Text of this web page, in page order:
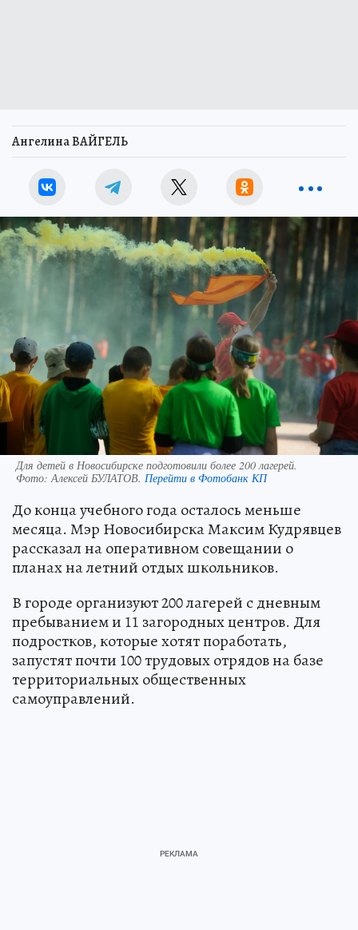
Ангелина ВАЙГЕЛЬ
Для детей в Новосибирске подготовили более 200 лагерей.
Фото:Алексей БУЛАТОВ. Перейти в Фотобанк КП
До конца учебного года осталось меньше
месяца. Мэр Новосибирска Максим Кудрявцев
рассказал на оперативном совещании о
планах на летний отдых школьников.
В городе организуют 200 лагерей с дневным
пребыванием и 11 загородных центров. Для
подростков, которые хотят поработать,
запустят почти 100 трудовых отрядов на базе
территориальных общественных
самоуправлений.